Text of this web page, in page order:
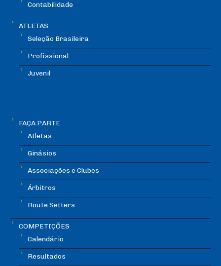
Contabilidade
ATLETAS
Seleção Brasileira
Profissional
Juvenil
FAÇA PARTE
Atletas
Ginásios
Associações e Clubes
Árbitros
Route Setters
COMPETIÇÕES
Calendário
Resultados